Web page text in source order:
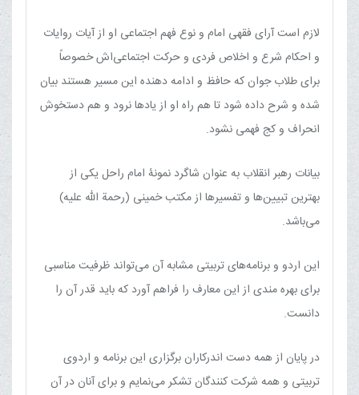
لازم است آرای فقهی امام و نوع فهم اجتماعی او از آیات روایات
و احکام شرع و اخلاص فردی و حرکت اجتماعی‌اش خصوصاً
برای طلاب جوان که حافظ و ادامه دهنده این مسیر هستند بیان
شده و شرح داده شود تا هم راه او از یادها نرود و هم دستخوش
انحراف و کج فهمی نشود.
بیانات رهبر انقلاب به عنوان شاگرد نمونۀ امام راحل یکی از
بهترین تبیین‌ها و تفسیرها از مکتب خمینی (رحمة الله علیه)
می‌باشد.
این اردو و برنامه‌های تربیتی مشابه آن می‌تواند ظرفیت مناسبی
برای بهره مندی از این معارف را فراهم آورد که باید قدر آن را
دانست.
در پایان از همه دست اندرکاران برگزاری این برنامه و اردوی
تربیتی و همه شرکت کنندگان تشکر می‌نمایم و برای آنان در آن